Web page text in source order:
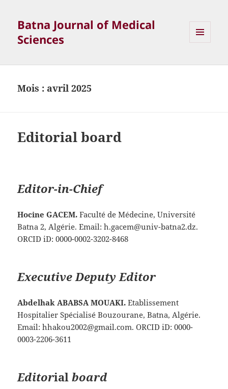
Batna Journal of Medical
Sciences
WIDGETS
Mois : avril 2025
Editorial board
Editor-in-Chief
Hocine GACEM. Faculté de Médecine, Université
Batna 2, Algérie. Email: h.gacem@univ-batna2.dz.
ORCID iD: 0000-0002-3202-8468
Executive Deputy Editor
Abdelhak ABABSA MOUAKI. Etablissement
Hospitalier Spécialisé Bouzourane, Batna, Algérie.
Email: hhakou2002@gmail.com. ORCID iD: 0000-
0003-2206-3611
Editorialboard